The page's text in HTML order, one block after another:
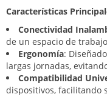
Características
Conectividad
de un espacio de
Ergonomía:
largas jornadas,
Compatibilidad
dispositivos, facilitando